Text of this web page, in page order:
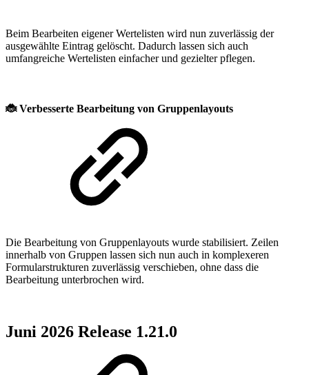
Beim Bearbeiten eigener Wertelisten wird nun zuverlässig der
ausgewählte Eintrag gelöscht. Dadurch lassen sich auch
umfangreiche Wertelisten einfacher und gezielter pflegen.
🐞Verbesserte Bearbeitung von Gruppenlayouts
Die Bearbeitung von Gruppenlayouts wurde stabilisiert. Zeilen
innerhalb von Gruppen lassen sich nun auch in komplexeren
Formularstrukturen zuverlässig verschieben, ohne dass die
Bearbeitung unterbrochen wird.
Juni 2026 Release 1.21.0